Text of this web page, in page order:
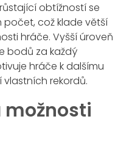
obtížností se
počet, což klade větší
hráče. Vyšší úroveň
bodů za každý
hráče k dalšímu
rekordů.
možnosti